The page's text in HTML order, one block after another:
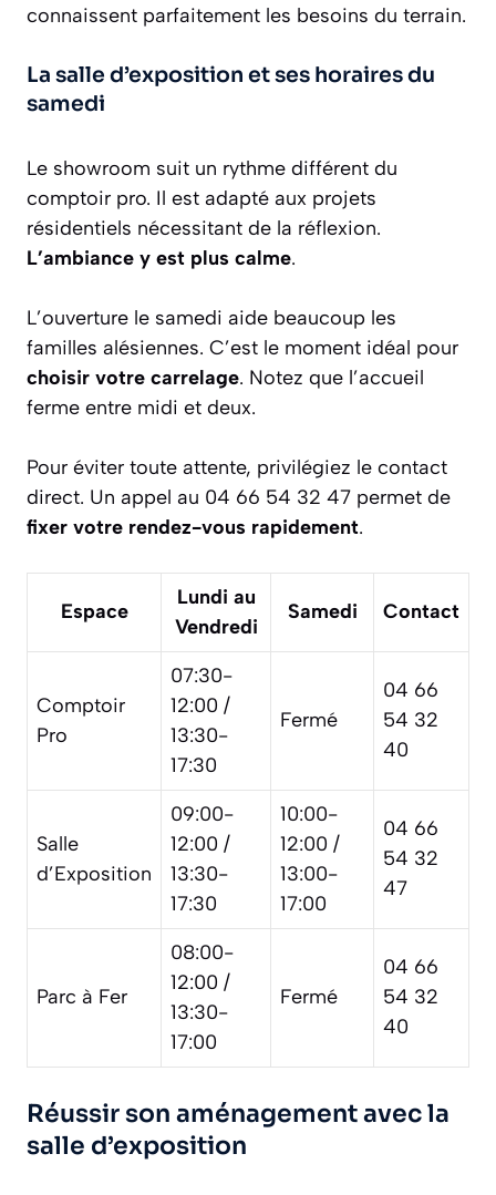
connaissent parfaitement les besoins du terrain.
La salle d’exposition et ses horaires du
samedi
Le showroom suit un rythme différent du
comptoir pro. Il est adapté aux projets
résidentiels nécessitant de la réflexion.
L’ambiance y est plus calme.
L’ouverture le samedi aide beaucoup les
familles alésiennes. C’est le moment idéal pour
choisir votre carrelage. Notez que l’accueil
ferme entre midi et deux.
Pour éviter toute attente, privilégiez le contact
direct. Un appel au 04 66 54 32 47 permet de
fixer votre rendez-vous rapidement.
Espace
Lundi au
Vendredi
Samedi Contact
Comptoir
Pro
07:30-
12:00 /
13:30-
17:30
Fermé
04 66
54 32
40
Salle
d’Exposition
09:00-
12:00 /
13:30-
17:30
10:00-
12:00 /
13:00-
17:00
04 66
54 32
47
Parc à Fer
08:00-
12:00 /
13:30-
17:00
Fermé
04 66
54 32
40
Réussir son aménagement avec la
salle d’exposition